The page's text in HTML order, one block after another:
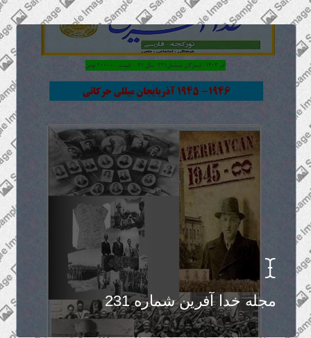
مجله خدا آفرین شماره 231